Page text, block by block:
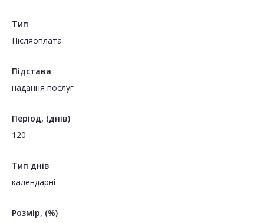
Тип
Пiсляоплата
Підстава
надання послуг
Період, (днів)
120
Тип днів
календарні
Розмір, (%)